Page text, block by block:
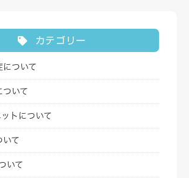
カテゴリー
について
ついて
ットについて
いて
いて